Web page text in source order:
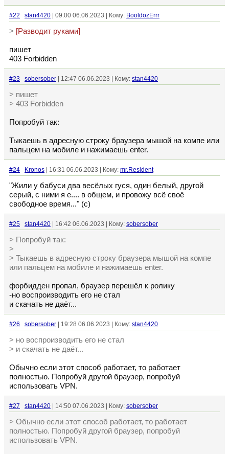
#22 stan4420 | 09:00 06.06.2023 | Кому: BooldozErrr
> [Разводит руками]
пишет
403 Forbidden
#23 sobersober | 12:47 06.06.2023 | Кому: stan4420
> пишет
> 403 Forbidden
Попробуй так:
Тыкаешь в адресную строку браузера мышой на компе или
пальцем на мобиле и нажимаешь enter.
#24 Kronos | 16:31 06.06.2023 | Кому: mr.Resident
"Жили у бабуси два весёлых гуся, один белый, другой
серый, с ними я е.... в общем, и провожу всё своё
свободное время..." (с)
#25 stan4420 | 16:42 06.06.2023 | Кому: sobersober
> Попробуй так:
>
> Тыкаешь в адресную строку браузера мышой на компе
или пальцем на мобиле и нажимаешь enter.
форбидден пропал, браузер перешёл к ролику
-но воспроизводить его не стал
и скачать не даёт...
#26 sobersober | 19:28 06.06.2023 | Кому: stan4420
> но воспроизводить его не стал
> и скачать не даёт...
Обычно если этот способ работает, то работает
полностью. Попробуй другой браузер, попробуй
использовать VPN.
#27 stan4420 | 14:50 07.06.2023 | Кому: sobersober
> Обычно если этот способ работает, то работает
полностью. Попробуй другой браузер, попробуй
использовать VPN.